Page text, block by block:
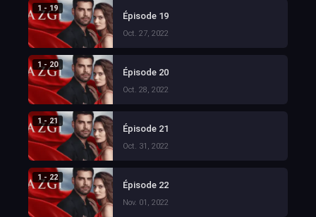
1 - 19
Épisode 19
Oct. 27, 2022
1 - 20
Épisode 20
Oct. 28, 2022
1 - 21
Épisode 21
Oct. 31, 2022
1 - 22
Épisode 22
Nov. 01, 2022